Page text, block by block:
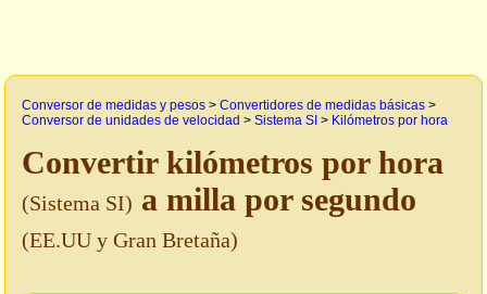
Conversor de medidas y pesos > Convertidores de medidas básicas >
Conversor de unidades de velocidad > Sistema SI > Kilómetros por hora
Convertir kilómetros por hora
(Sistema SI) a milla por segundo
(EE.UU y Gran Bretaña)